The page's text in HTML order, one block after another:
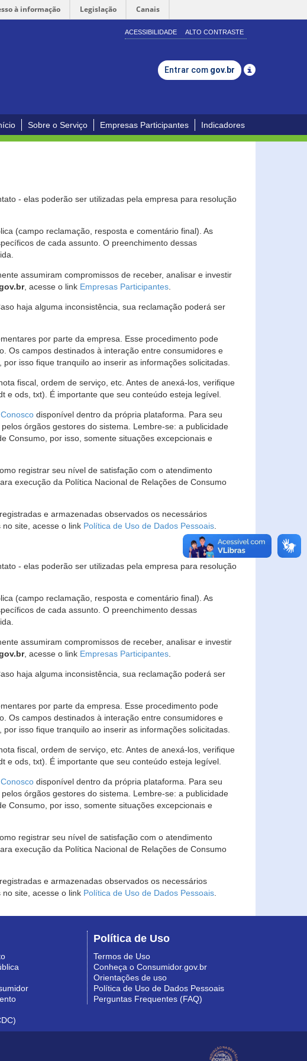
à informação Legislação Canais
ACESSIBILIDADE ALTO CONTRASTE
Entrar com gov.br
Sobre o Serviço Empresas Participantes Indicadores
- elas poderão ser utilizadas pela empresa para resolução
(campo reclamação, resposta e comentário final). As
de cada assunto. O preenchimento dessas
assumiram compromissos de receber, analisar e investir
, acesse o link Empresas Participantes
haja alguma inconsistência, sua reclamação poderá ser
por parte da empresa. Esse procedimento pode
Os campos destinados à interação entre consumidores e
isso fique tranquilo ao inserir as informações solicitadas.
fiscal, ordem de serviço, etc. Antes de anexá-los, verifique
ods, txt). É importante que seu conteúdo esteja legível.
disponível dentro da própria plataforma. Para seu
órgãos gestores do sistema. Lembre-se: a publicidade
Consumo, por isso, somente situações excepcionais e
registrar seu nível de satisfação com o atendimento
execução da Política Nacional de Relações de Consumo
e armazenadas observados os necessários
site, acesse o link Política de Uso de Dados Pessoais
- elas poderão ser utilizadas pela empresa para resolução
(campo reclamação, resposta e comentário final). As
de cada assunto. O preenchimento dessas
assumiram compromissos de receber, analisar e investir
, acesse o link Empresas Participantes
haja alguma inconsistência, sua reclamação poderá ser
por parte da empresa. Esse procedimento pode
Os campos destinados à interação entre consumidores e
isso fique tranquilo ao inserir as informações solicitadas.
fiscal, ordem de serviço, etc. Antes de anexá-los, verifique
ods, txt). É importante que seu conteúdo esteja legível.
disponível dentro da própria plataforma. Para seu
órgãos gestores do sistema. Lembre-se: a publicidade
Consumo, por isso, somente situações excepcionais e
registrar seu nível de satisfação com o atendimento
execução da Política Nacional de Relações de Consumo
e armazenadas observados os necessários
site, acesse o link Política de Uso de Dados Pessoais
Política de Uso
Termos de Uso
Conheça o Consumidor.gov.br
Orientações de uso
Política de Uso de Dados Pessoais
Perguntas Frequentes (FAQ)